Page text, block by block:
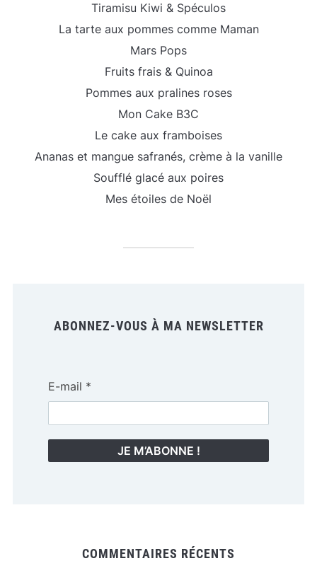
Tiramisu Kiwi & Spéculos
La tarte aux pommes comme Maman
Mars Pops
Fruits frais & Quinoa
Pommes aux pralines roses
Mon Cake B3C
Le cake aux framboises
Ananas et mangue safranés, crème à la vanille
Soufflé glacé aux poires
Mes étoiles de Noël
ABONNEZ-VOUS À MA NEWSLETTER
E-mail *
COMMENTAIRES RÉCENTS